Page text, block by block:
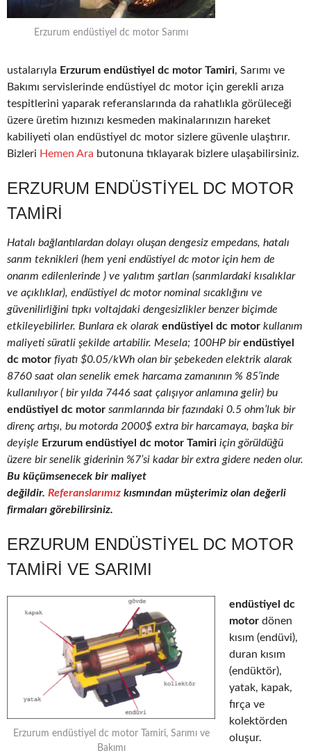
Erzurum endüstiyel dc motor Sarımı
ustalarıyla Erzurum endüstiyel dc motor Tamiri, Sarımı ve
Bakımı servislerinde endüstiyel dc motor için gerekli arıza
tespitlerini yaparak referanslarında da rahatlıkla görüleceği
üzere üretim hızınızı kesmeden makinalarınızın hareket
kabiliyeti olan endüstiyel dc motor sizlere güvenle ulaştırır.
Bizleri Hemen Ara butonuna tıklayarak bizlere ulaşabilirsiniz.
ERZURUM ENDÜSTIYEL DC MOTOR
TAMIRI
Hatalı bağlantılardan dolayı oluşan dengesiz empedans, hatalı
sarım teknikleri (hem yeni endüstiyel dc motor için hem de
onarım edilenlerinde ) ve yalıtım şartları (sarımlardaki kısalıklar
ve açıklıklar), endüstiyel dc motor nominal sıcaklığını ve
güvenilirliğini tıpkı voltajdaki dengesizlikler benzer biçimde
etkileyebilirler. Bunlara ek olarak endüstiyel dc motor kullanım
maliyeti süratli şekilde artabilir. Mesela; 100HP birendüstiyel
dc motor fiyatı $0.05/kWh olan bir şebekeden elektrik alarak
8760 saat olan senelik emek harcama zamanının % 85’inde
kullanılıyor ( bir yılda 7446 saat çalışıyor anlamına gelir) bu
endüstiyel dc motor sarımlarında bir fazındaki 0.5 ohm’luk bir
direnç artışı, bu motorda 2000$ extra bir harcamaya, başka bir
deyişle Erzurum endüstiyel dc motor Tamiri için görüldüğü
üzere bir senelik giderinin %7’si kadar bir extra gidere neden olur.
Bu küçümsenecek bir maliyet
değildir. Referanslarımız kısmından müşterimiz olan değerli
firmaları görebilirsiniz.
ERZURUM ENDÜSTIYEL DC MOTOR
TAMIRI VE SARIMI
Erzurum endüstiyel dc motor Tamiri, Sarımı ve
Bakımı
endüstiyel dc
motor dönen
kısım (endüvi),
duran kısım
(endüktör),
yatak, kapak,
fırça ve
kolektörden
oluşur.